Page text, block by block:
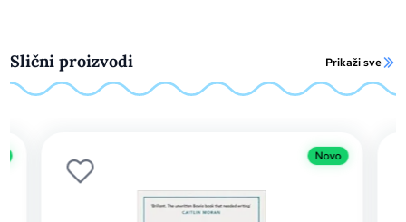
Slični proizvodi Prikaži sve
Novo